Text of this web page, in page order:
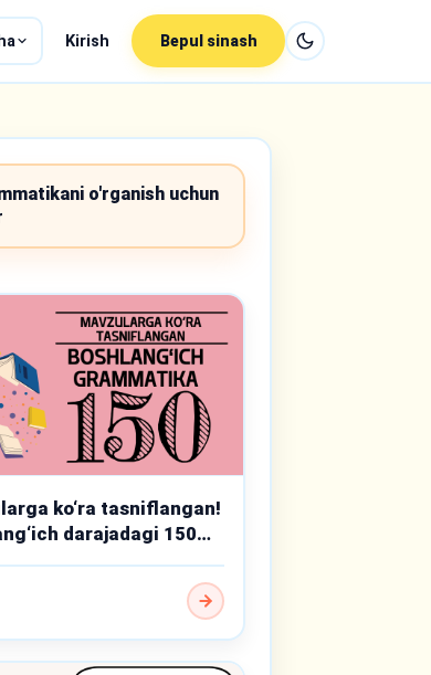
Kirish Bepul sinash
o'rganish uchun
ko‘ra tasniflangan!
darajadagi 150
grammatika mavzusi